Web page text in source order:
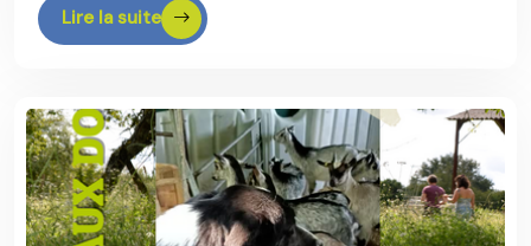
Lire la suite